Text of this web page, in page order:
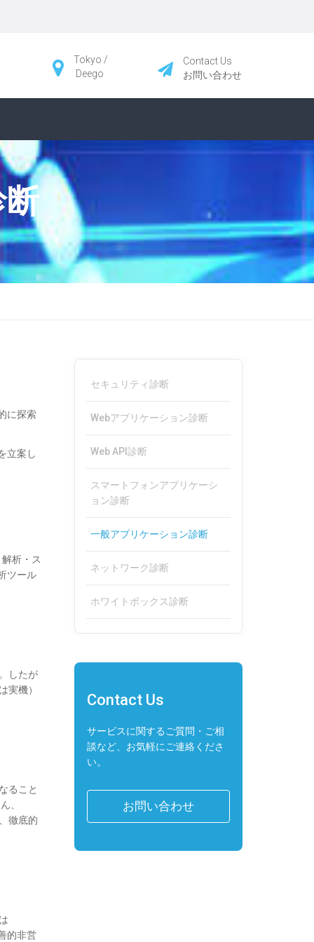
Tokyo /
Deego
Contact Us
お問い合わせ
に探索
立案し
析・ス
ツール
したが
実機）
ること
、
徹底的
的非営
Page
Side
Menu
セキュリティ診断
Webアプリケーション診断
Web API診断
スマートフォンアプリケーシ
ョン診断
一般アプリケーション診断
ネットワーク診断
ホワイトボックス診断
Contact Us
サービスに関するご質問・ご相
談など、お気軽にご連絡くださ
い。
お問い合わせ